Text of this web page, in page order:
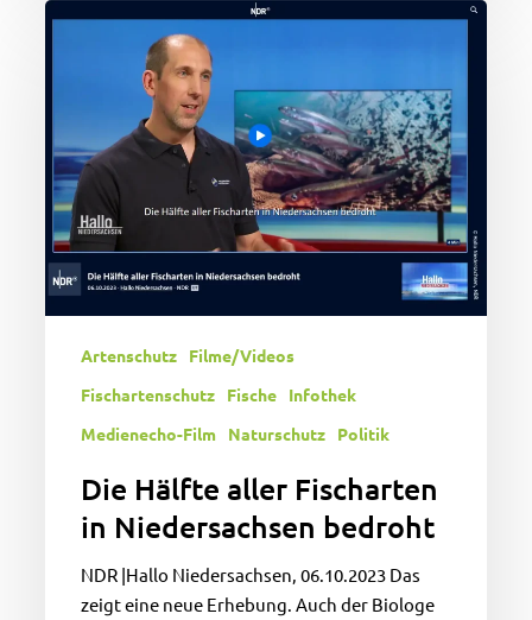
Die
Niedersachsen
bedroht
Artenschutz
Filme/Videos
Fischartenschutz
Fische
Infothek
Medienecho-Film
Naturschutz Politik
Die Hälfte aller Fischarten
in Niedersachsen bedroht
NDR |Hallo Niedersachsen, 06.10.2023 Das
zeigt eine neue Erhebung. Auch der Biologe